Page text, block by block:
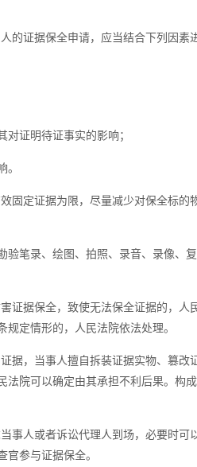
的证据保全申请，应当结合下列因素
对证明待证事实的影响；
固定证据为限，尽量减少对保全标的
笔录、绘图、拍照、录音、录像、
证据保全，致使无法保全证据的，人
定情形的，人民法院依法处理。
据，当事人擅自拆装证据实物、篡改
院可以确定由其承担不利后果。构
事人或者诉讼代理人到场，必要时可
参与证据保全。